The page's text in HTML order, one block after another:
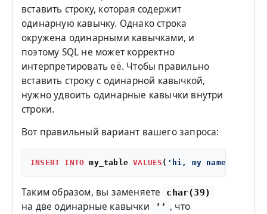
вставить строку, которая содержит
одинарную кавычку. Однако строка
окружена одинарными кавычками, и
поэтому SQL не может корректно
интерпретировать её. Чтобы правильно
вставить строку с одинарной кавычкой,
нужно удвоить одинарные кавычки внутри
строки.
Вот правильный вариант вашего запроса:
INSERT INTO my_table VALUES ( 'hi, my name''s
Таким образом, вы заменяете char(39)
на две одинарные кавычки '' , что